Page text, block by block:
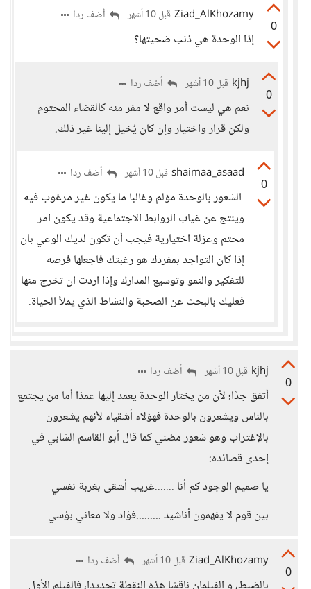
0
Ziad_AlKhozamy قبل 10 أشهر أضف ردا
إذا الوحدة هي ذنب ضحيتها؟
0
kjhj قبل 10 أشهر أضف ردا
نعم هي ليست أمر واقع لا مفر منه كالقضاء المحتوم
ولكن قرار واختيار وإن كان يُخيل إلينا غير ذلك.
0
shaimaa_asaad قبل 10 أشهر أضف ردا
الشعور بالوحدة مؤلم وغالبا ما يكون غير مرغوب فيه
وينتج عن غياب الروابط الاجتماعية وقد يكون امر
محتم وعزلة اختيارية فيجب أن تكون لديك الوعي بان
إذا كان التواجد بمفردك هو رغبتك فاجعلها فرصه
للتفكير والنمو وتوسيع المدارك وإذا اردت ان تخرج منها
فعليك بالبحث عن الصحبة والنشاط الذي يملأ الحياة.
0
kjhj قبل 10 أشهر أضف ردا
أتفق جدًا؛ لأن من يختار الوحدة يعمد إليها عمدَا أما من يجتمع
بالناس ويشعرون بالوحدة فهؤلاء أشقياء لأنهم يشعرون
بالإغتراب وهو شعور مضني كما قال أبو القاسم الشابي في
إحدى قصائده:
يا صميم الوجود كم أنا .......غريب أشقى بغربة نفسي
بين قوم لا يفهمون أناشيد .........فؤاد ولا معاني بؤسي
0
Ziad_AlKhozamy قبل 10 أشهر أضف ردا